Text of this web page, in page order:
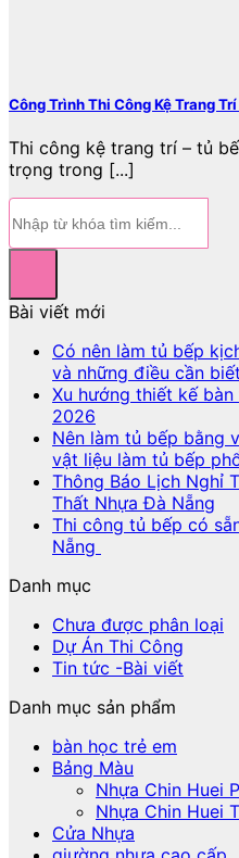
Công Trình Thi Công Kệ Trang
Thi công kệ trang trí – tủ
trọng trong [...]
Bài viết mới
Có nên làm tủ bếp
và những điều cần biết
Xu hướng thiết kế
2026
Nên làm tủ bếp bằng
vật liệu làm tủ bếp
Thông Báo Lịch Nghỉ
Thất Nhựa Đà Nẵng
Thi công tủ bếp có
Nẵng
Danh mục
Chưa được phân loại
Dự Án Thi Công
Tin tức -Bài viết
Danh mục sản phẩm
bàn học trẻ em
Bảng Màu
Nhựa Chin Huei
Nhựa Chin Huei
Cửa Nhựa